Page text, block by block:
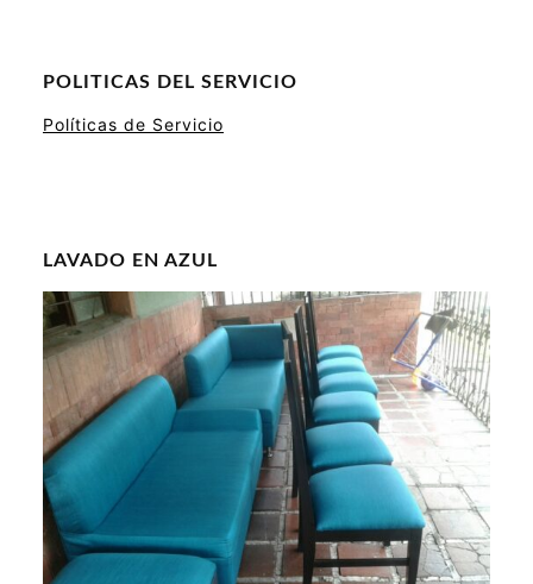
POLITICAS DEL SERVICIO
Políticas de Servicio
LAVADO EN AZUL